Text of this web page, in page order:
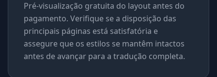
Pré-visualização gratuita do layout antes do
pagamento. Verifique se a disposição das
principais páginas está satisfatória e
assegure que os estilos se mantêm intactos
antes de avançar para a tradução completa.